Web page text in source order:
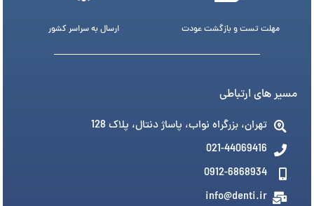
مهلت تست و بازگشت عودت ارسال به سراسر کشور
مسیر های ارتباطی
تهران، بزرگراه نواب، پاساژ دنتال، پلاک 128
021-44069416
0912-6868934
info@denti.ir